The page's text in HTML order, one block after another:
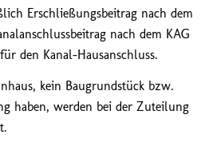
Erschließungsbeitrag nach dem
nach dem KAG
den Kanal-Hausanschluss.
kein Baugrundstück bzw.
haben, werden bei der Zuteilung